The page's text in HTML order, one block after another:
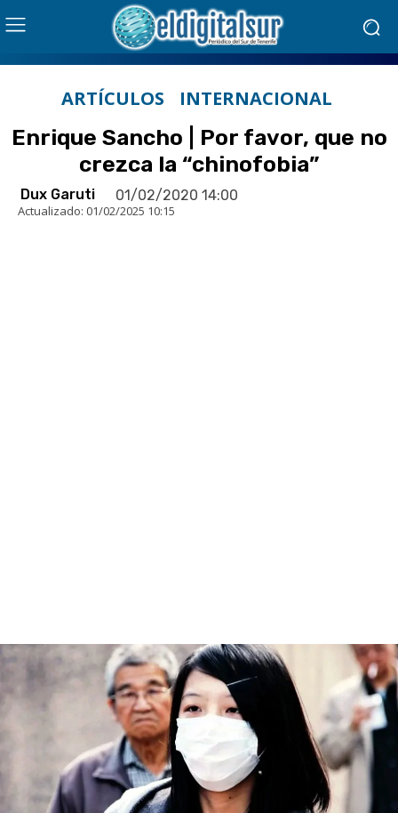
ARTÍCULOS INTERNACIONAL
Enrique Sancho | Por favor, que no
crezca la “chinofobia”
Dux Garuti 01/02/2020 14:00
Actualizado: 01/02/2025 10:15